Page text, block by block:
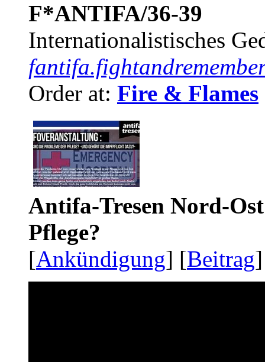
F*ANTIFA/36-39
Internationalistisches
Order at: Fire & Flames
Antifa-Tresen Nord-
Pflege?
[Ankündigung] [Beitrag